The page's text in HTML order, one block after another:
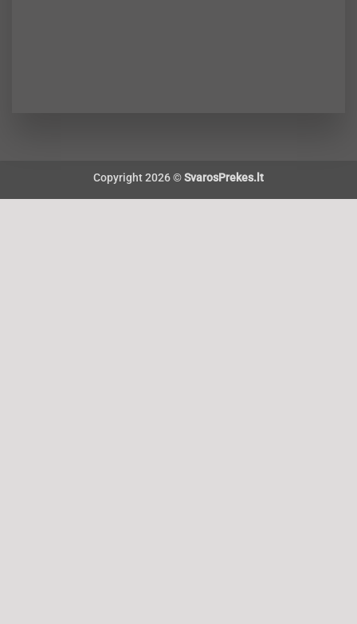
Copyright 2026 ©SvarosPrekes.lt